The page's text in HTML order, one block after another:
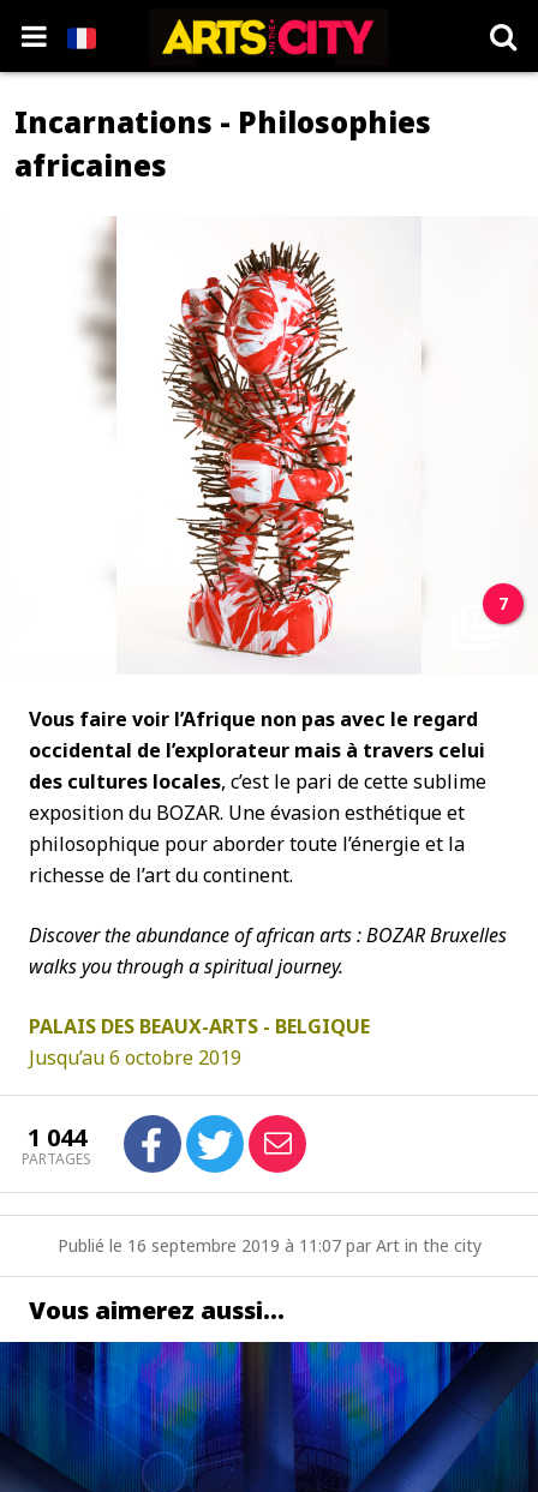
Incarnations - Philosophies
africaines
7
Vous faire voir l’Afrique non pas avec le regard
occidental de l’explorateur mais à travers celui
des cultures locales, c’est le pari de cette sublime
exposition du BOZAR. Une évasion esthétique et
philosophique pour aborder toute l’énergie et la
richesse de l’art du continent.
Discover the abundance of african arts : BOZAR Bruxelles
walks you through a spiritual journey.
PALAIS DES BEAUX-ARTS - BELGIQUE
Jusqu’au 6 octobre 2019
1 044
PARTAGES
Publié le 16 septembre 2019 à 11:07 par Art in the city
Vous aimerez aussi…